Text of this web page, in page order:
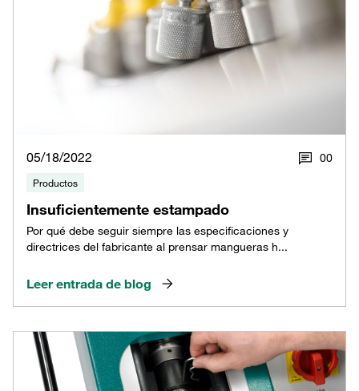
05/18/2022 00
Productos
Insuficientemente estampado
Por qué debe seguir siempre las especificaciones y
directrices del fabricante al prensar mangueras h...
Leer entrada de blog